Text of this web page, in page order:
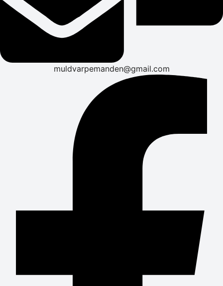
muldvarpemanden@gmail.com